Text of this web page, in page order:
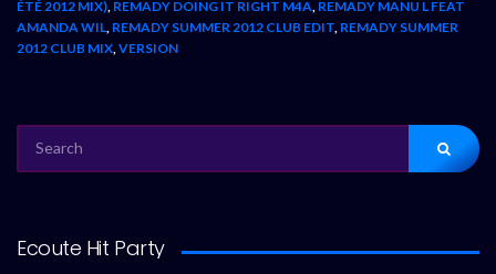
ÉTÉ 2012 MIX) REMADY DOING IT RIGHT M4A REMADY MANU L FEAT
AMANDA WIL REMADY SUMMER 2012 CLUB EDIT REMADY SUMMER
2012 CLUB MIX VERSION
FOR:
Ecoute Hit Party